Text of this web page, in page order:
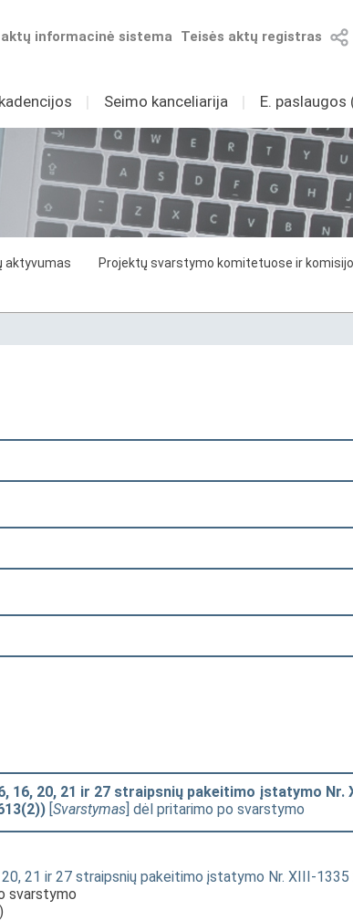
Teisės aktų registras
informacinė sistema
I Seimo kanceliarija I E. paslaugos
aktyvumas
Projektų svarstymo komitetuose ir
16, 20, 21 ir 27 straipsnių pakeitimo įstatymo Nr.
[Svarstymas] dėl pritarimo po svarstymo
21 ir 27 straipsnių pakeitimo įstatymo Nr. XIII-
svarstymo
)